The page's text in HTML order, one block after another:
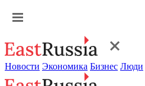
Новости Экономика Бизнес Люди